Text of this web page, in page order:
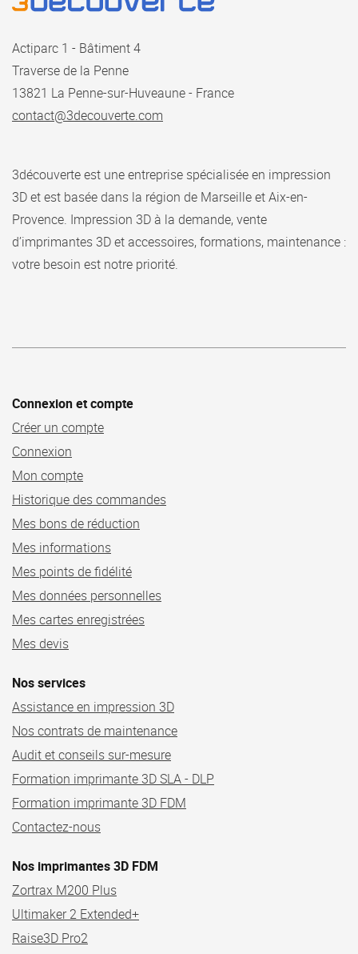
Actiparc 1 - Bâtiment 4
Traverse de la Penne
13821 La Penne-sur-Huveaune - France
contact@3decouverte.com
3découverte est une entreprise spécialisée en impression
3D et est basée dans la région de Marseille et Aix-en-
Provence. Impression 3D à la demande, vente
d’imprimantes 3D et accessoires, formations, maintenance :
votre besoin est notre priorité.
Connexion et compte
Créer un compte
Connexion
Mon compte
Historique des commandes
Mes bons de réduction
Mes informations
Mes points de fidélité
Mes données personnelles
Mes cartes enregistrées
Mes devis
Nos services
Assistance en impression 3D
Nos contrats de maintenance
Audit et conseils sur-mesure
Formation imprimante 3D SLA - DLP
Formation imprimante 3D FDM
Contactez-nous
Nos imprimantes 3D FDM
Zortrax M200 Plus
Ultimaker 2 Extended+
Raise3D Pro2